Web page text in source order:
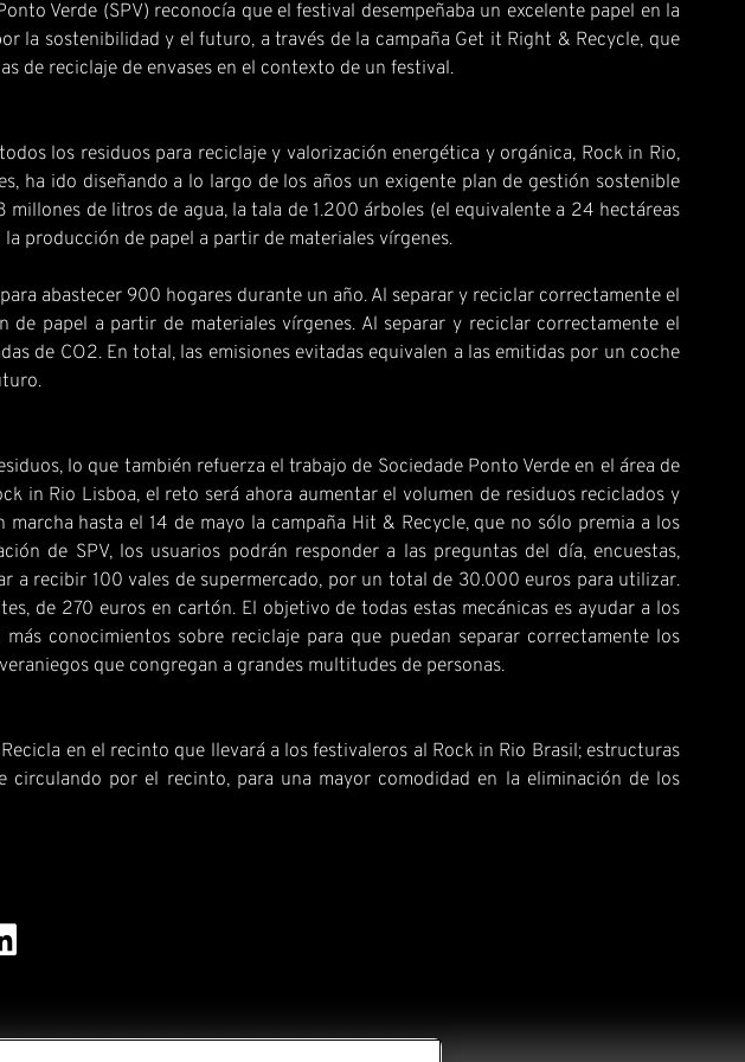
Verde (SPV) reconocía que el festival desempeñaba un excelente papel en la
la sostenibilidad y el futuro, a través de la campaña Get it Right & Recycle, que
de reciclaje de envases en el contexto de un festival.
los residuos para reciclaje y valorización energética y orgánica, Rock in Rio,
ha ido diseñando a lo largo de los años un exigente plan de gestión sostenible
de litros de agua, la tala de 1.200 árboles (el equivalente a 24 hectáreas
producción de papel a partir de materiales vírgenes.
abastecer 900 hogares durante un año. Al separar y reciclar correctamente el
papel a partir de materiales vírgenes. Al separar y reciclar correctamente el
de CO2. En total, las emisiones evitadas equivalen a las emitidas por un coche
lo que también refuerza el trabajo de Sociedade Ponto Verde en el área de
in Rio Lisboa, el reto será ahora aumentar el volumen de residuos reciclados y
hasta el 14 de mayo la campaña Hit & Recycle, que no sólo premia a los
de SPV, los usuarios podrán responder a las preguntas del día, encuestas,
a recibir 100 vales de supermercado, por un total de 30.000 euros para utilizar.
de 270 euros en cartón. El objetivo de todas estas mecánicas es ayudar a los
conocimientos sobre reciclaje para que puedan separar correctamente los
que congregan a grandes multitudes de personas.
en el recinto que llevará a los festivaleros al Rock in Rio Brasil; estructuras
por el recinto, para una mayor comodidad en la eliminación de los